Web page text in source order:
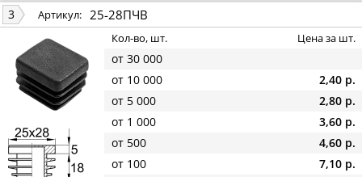
3 Артикул: 25-28ПЧВ
Кол-во, шт. Цена за шт.
от 30 000
от 10 000
2,40 р.
от 5 000
2,80 р.
от 1 000
3,60 р.
от 500
4,60 р.
от 100
7,10 р.